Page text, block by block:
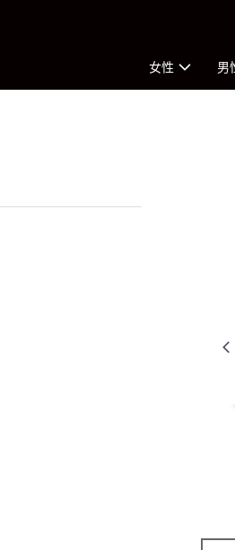
女性 男